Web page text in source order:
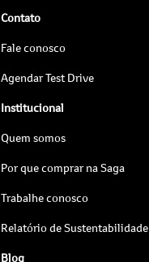
Contato
Fale conosco
Agendar Test Drive
Institucional
Quem somos
Por que comprar na Saga
Trabalhe conosco
Relatório de Sustentabilidade
Blog